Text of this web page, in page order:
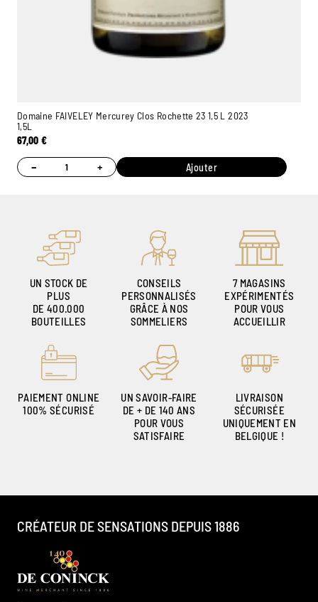
Domaine FAIVELEY Mercurey Clos Rochette 23 1,5 L 2023
1,5L
67,00€
− + Ajouter
UN STOCK DE
PLUS
DE 400.000
BOUTEILLES
CONSEILS
PERSONNALISÉS
GRÂCE À NOS
SOMMELIERS
7 MAGASINS
EXPÉRIMENTÉS
POUR VOUS
ACCUEILLIR
PAIEMENT ONLINE
100% SÉCURISÉ
UN SAVOIR-FAIRE
DE + DE 140 ANS
POUR VOUS
SATISFAIRE
LIVRAISON
SÉCURISÉE
UNIQUEMENT EN
BELGIQUE !
CRÉATEUR DE SENSATIONS DEPUIS 1886